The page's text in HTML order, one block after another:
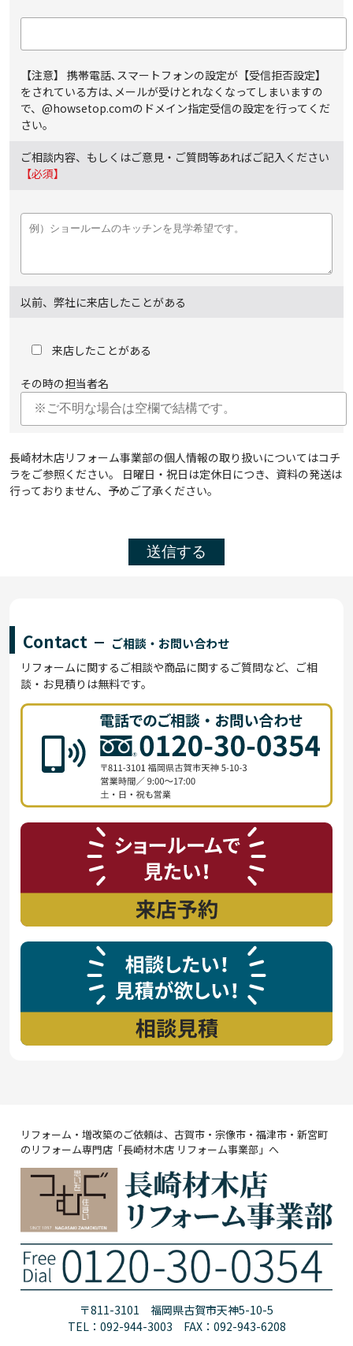
【注意】 携帯電話､スマートフォンの設定が【受信拒否設定】
をされている方は､メールが受けとれなくなってしまいますの
で、@howsetop.comのドメイン指定受信の設定を行ってくだ
さい。
ご相談内容、もしくはご意見・ご質問等あればご記入ください
【必須】
以前、弊社に来店したことがある
来店したことがある
その時の担当者名
長崎材木店リフォーム事業部の個人情報の取り扱いについてはコチ
ラをご参照ください。 日曜日・祝日は定休日につき、資料の発送は
行っておりません、予めご了承ください。
Contact ご相談・お問い合わせ
リフォームに関するご相談や商品に関するご質問など、ご相
談・お見積りは無料です。
リフォーム・増改築のご依頼は、古賀市・宗像市・福津市・新宮町
のリフォーム専門店「長崎材木店 リフォーム事業部」へ
〒811-3101 福岡県古賀市天神5-10-5
TEL：092-944-3003 FAX：092-943-6208